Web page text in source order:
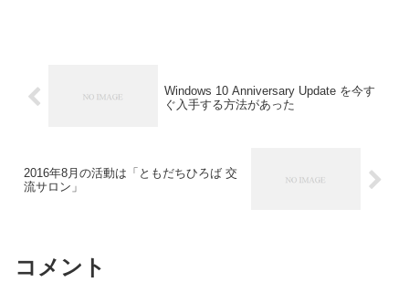
Windows 10 Anniversary Update を今す
ぐ入手する方法があった
2016年8月の活動は「ともだちひろば 交
流サロン」
コメント